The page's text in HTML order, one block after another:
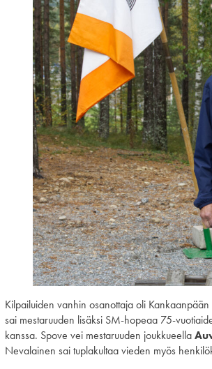
Kilpailuiden vanhin osanottaja oli
sai mestaruuden lisäksi SM-hopeaa 75-
kanssa. Spove vei mestaruuden joukkueella
Nevalainen sai tuplakultaa vieden myös